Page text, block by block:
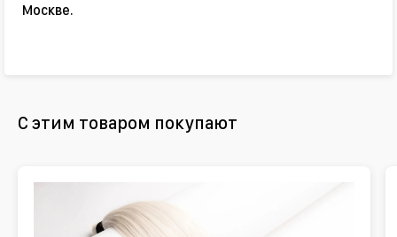
Москве.
С этим товаром покупают